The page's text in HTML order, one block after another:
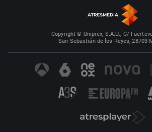
Copyright © Uniprex, S.A.U., C/
San Sebastián de los Reyes, 28703